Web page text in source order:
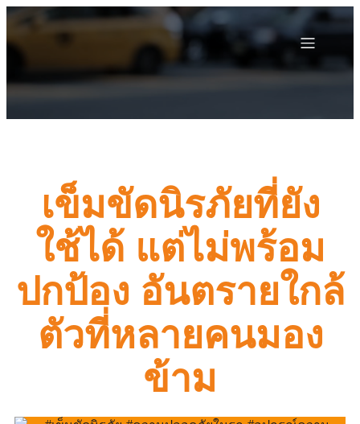
เข็มขัดนิรภัยที่ยัง
ใช้ได้ แต่ไม่พร้อม
ปกป้อง อันตรายใกล้
ตัวที่หลายคนมอง
ข้าม